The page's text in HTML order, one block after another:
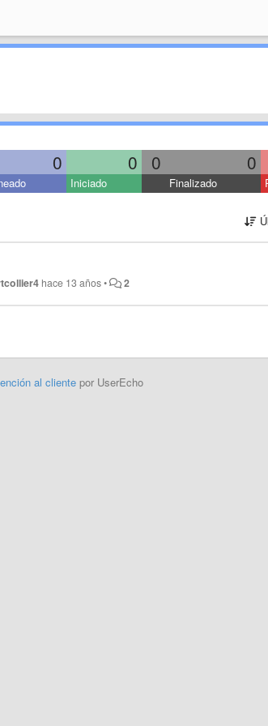
0 0 0 0
Iniciado Finalizado
hace 13 años• 2
al clientepor UserEcho